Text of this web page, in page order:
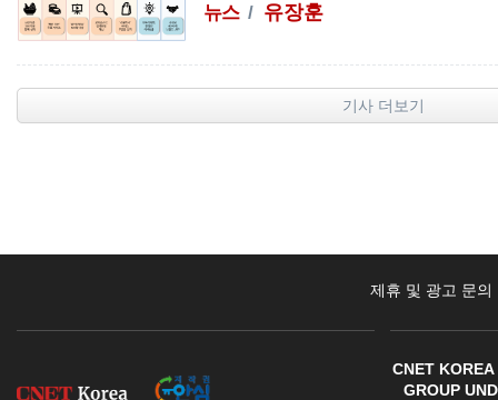
뉴스
유장훈
기사 더보기
제휴 및 광고 문의
CNET
GROUP